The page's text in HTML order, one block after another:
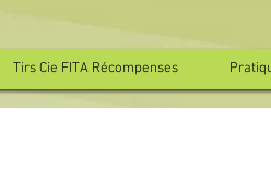
Tirs Cie FITA Récompenses